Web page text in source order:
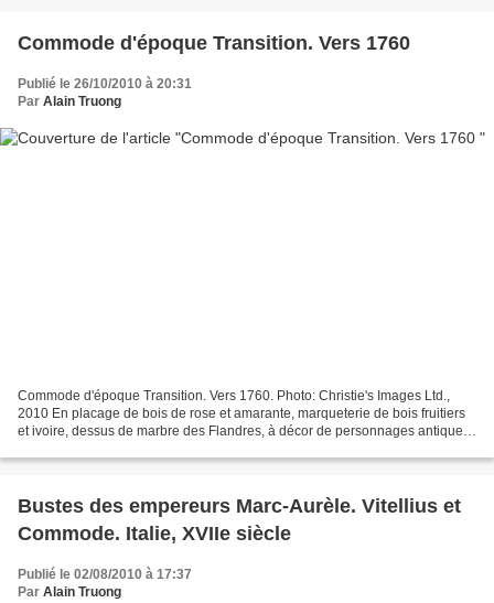
Commode d'époque Transition. Vers 1760
Publié le 26/10/2010 à 20:31
Par Alain Truong
Commode d'époque Transition. Vers 1760. Photo: Christie's Images Ltd.,
2010 En placage de bois de rose et amarante, marqueterie de bois fruitiers
et ivoire, dessus de marbre des Flandres, à décor de personnages antiques
Bustes des empereurs Marc-Aurèle. Vitellius et
Commode. Italie, XVIIe siècle
Publié le 02/08/2010 à 17:37
Par Alain Truong